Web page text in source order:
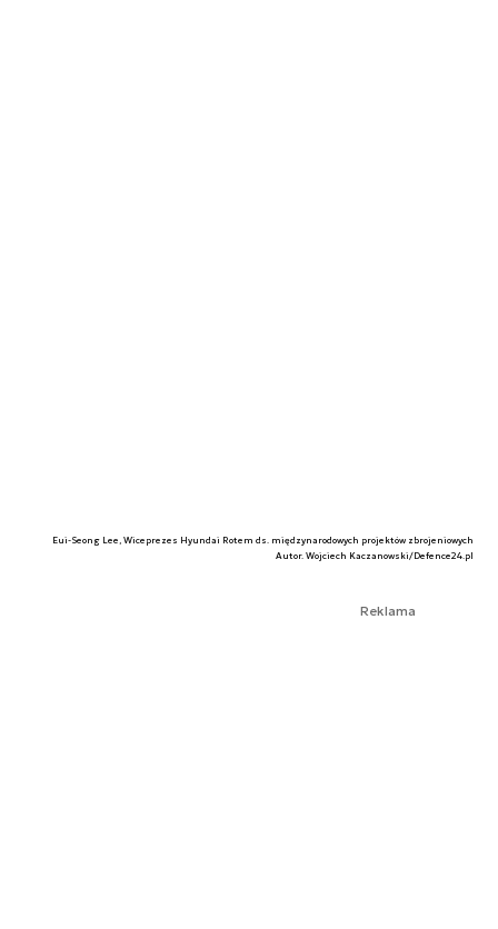
Eui-Seong Lee, Wiceprezes Hyundai Rotem ds. międzynarodowych projektów zbrojeniowych
Autor. Wojciech Kaczanowski/Defence24.pl
Reklama